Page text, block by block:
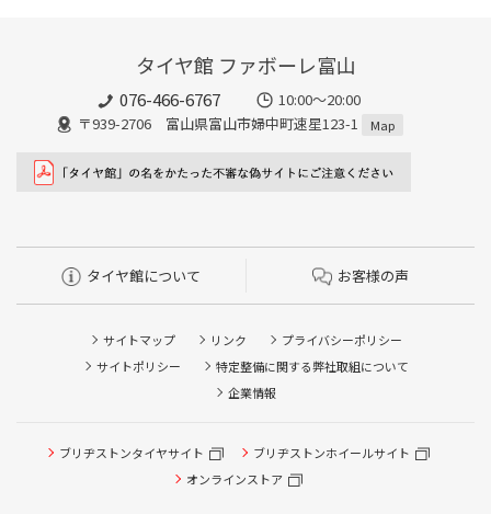
タイヤ館 ファボーレ富山
076-466-6767
10:00～20:00
〒939-2706 富山県富山市婦中町速星123-1
Map
タイヤ館について お客様の声
サイトマップ リンク
プライバシーポリシー
サイトポリシー
特定整備に関する弊社取組について
企業情報
ブリヂストンタイヤサイト
ブリヂストンホイールサイト
オンラインストア